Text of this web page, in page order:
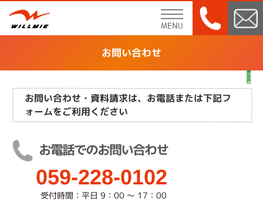
menu
お問い合わせ
お問い合わせ・資料請求は、お電話または下記フ
ォームをご利用ください
お電話でのお問い合わせ
059-228-0102
受付時間：平日 9：00 ～ 17：00